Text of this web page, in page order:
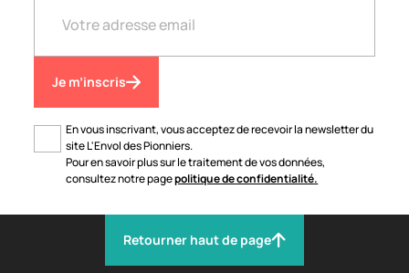
Je m’inscris
En vous inscrivant, vous acceptez de recevoir la newsletter du
site L'Envol des Pionniers.
Pour en savoir plus sur le traitement de vos données,
consultez notre pagepolitique de confidentialité.
Retourner haut de page